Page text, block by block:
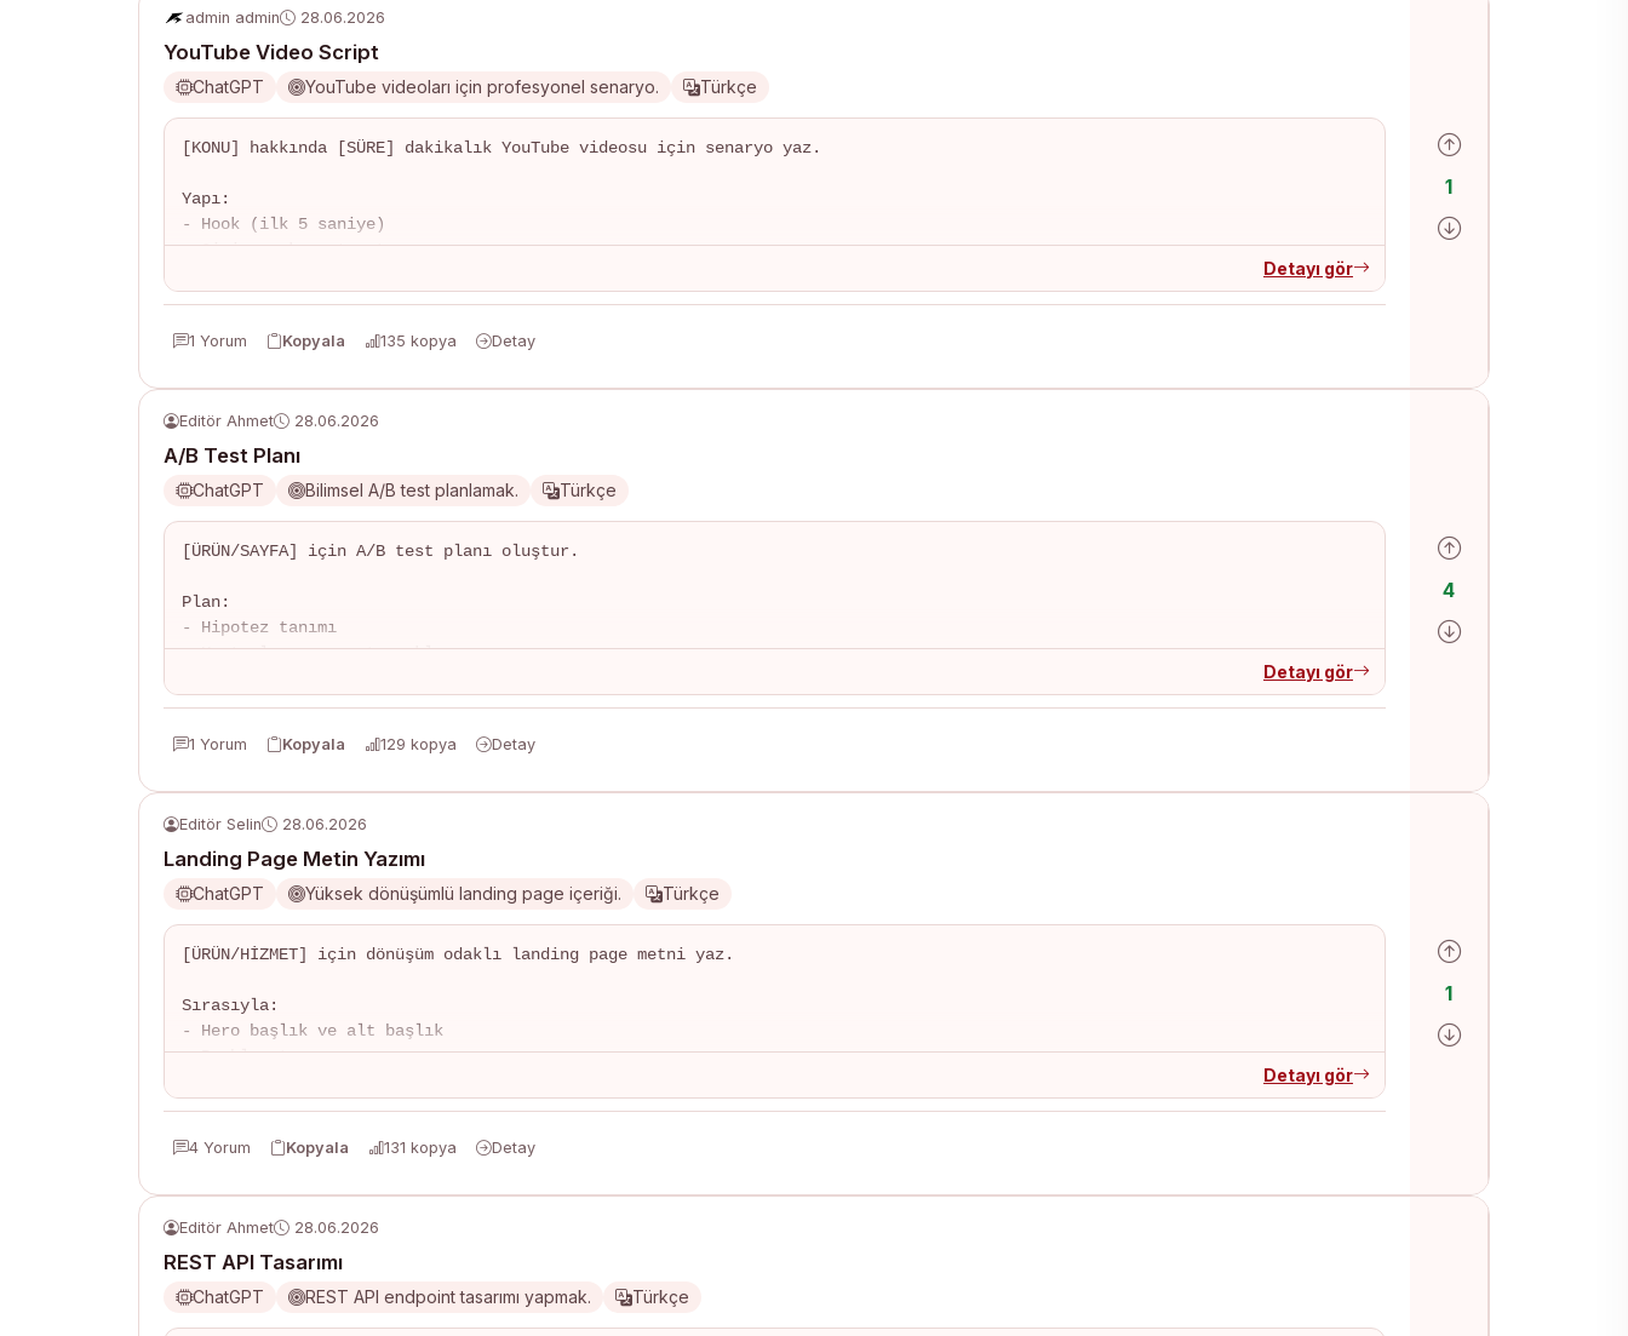
- Risk analizi
- Müzakere stratejisi
admin admin 28.06.2026
YouTube Video Script
ChatGPT YouTube videoları için profesyonel senaryo. Türkçe
[KONU] hakkında [SÜRE] dakikalık YouTube videosu için senaryo yaz.
Yapı:
- Hook (ilk 5 saniye)
- Giriş ve konu tanıtımı
- Örnekler ve demonstrasyon
Detayı gör
1 Yorum Kopyala 135 kopya Detay
Olumlu oy ver
1
Olumsuz oy ver
Editör Ahmet 28.06.2026
A/B Test Planı
ChatGPT Bilimsel A/B test planlamak. Türkçe
[ÜRÜN/SAYFA] için A/B test planı oluştur.
Plan:
- Hipotez tanımı
- Kontrol ve varyant açıklaması
- Örneklem büyüklüğü hesabı
- Segmentasyon önerileri
Detayı gör
1 Yorum Kopyala 129 kopya Detay
Olumlu oy ver
4
Olumsuz oy ver
Editör Selin 28.06.2026
Landing Page Metin Yazımı
ChatGPT Yüksek dönüşümlü landing page içeriği. Türkçe
[ÜRÜN/HİZMET] için dönüşüm odaklı landing page metni yaz.
Sırasıyla:
- Hero başlık ve alt başlık
- Problem tanımı
- 3 temel özellik
- SSS (5 soru)
Detayı gör
4 Yorum Kopyala 131 kopya Detay
Olumlu oy ver
1
Olumsuz oy ver
Editör Ahmet 28.06.2026
REST API Tasarımı
ChatGPT REST API endpoint tasarımı yapmak. Türkçe